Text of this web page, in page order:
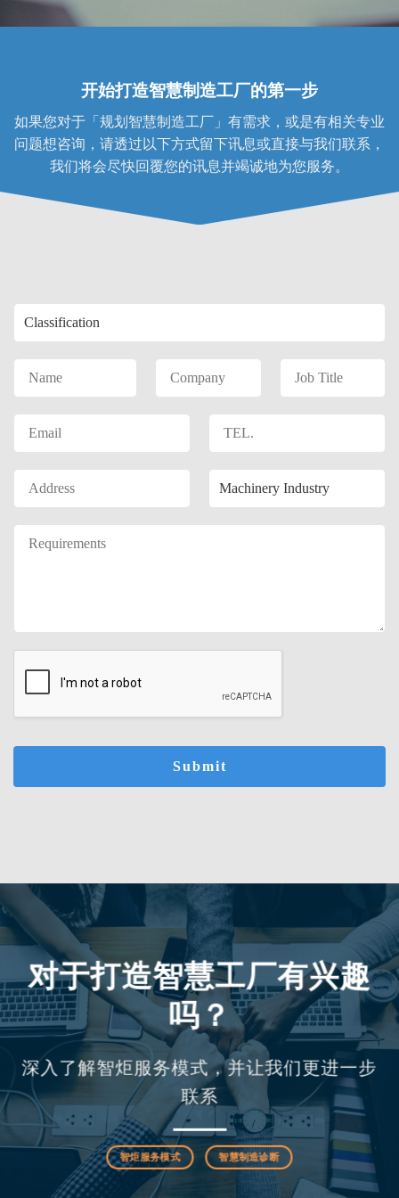
开始打造智慧制造工厂的第一步
如果您对于「规划智慧制造工厂」有需求，或是有相关专业
问题想咨询，请透过以下方式留下讯息或直接与我们联系，
我们将会尽快回覆您的讯息并竭诚地为您服务。
Submit
对于打造智慧工厂有兴趣
吗？
深入了解智炬服务模式，并让我们更进一步
联系
智炬服务模式 智慧制造诊断